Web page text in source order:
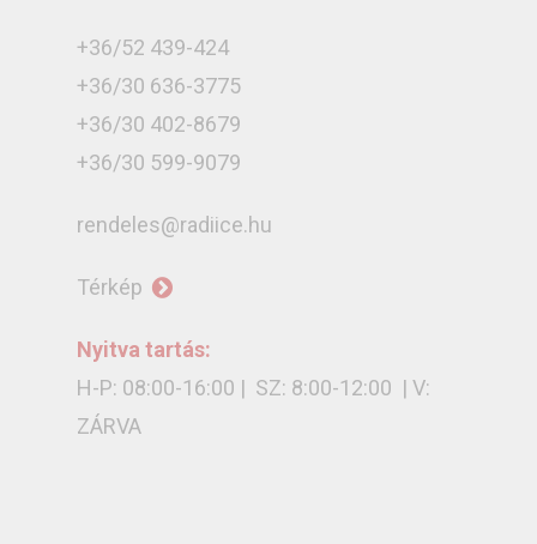
+36/52 439-424
+36/30 636-3775
+36/30 402-8679
+36/30 599-9079
rendeles@radiice.hu
Térkép
Nyitva tartás:
H-P: 08:00-16:00 | SZ: 8:00-12:00 | V:
ZÁRVA